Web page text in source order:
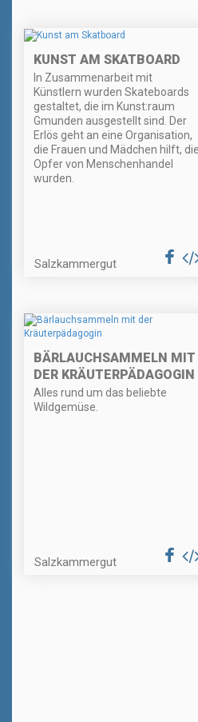
KUNST AM SKATBOARD
In Zusammenarbeit mit
Künstlern wurden Skateboards
gestaltet, die im Kunst:raum
Gmunden ausgestellt sind. Der
Erlös geht an eine Organisation,
die Frauen und Mädchen hilft, die
Opfer von Menschenhandel
wurden.
Salzkammergut
BÄRLAUCHSAMMELN MIT
DER KRÄUTERPÄDAGOGIN
Alles rund um das beliebte
Wildgemüse.
Salzkammergut